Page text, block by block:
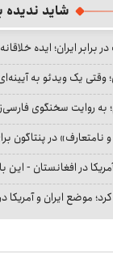
شاید ندیده
ایران؛ ایده
وقتی یک ویدئو به
روایت سخنگوی
نامتعارف» در پنتاگون
در افغانستان - این
موضع ایران و